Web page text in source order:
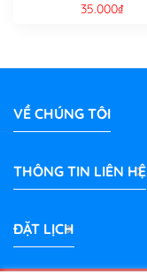
35.000₫
VỀ CHÚNG TÔI
THÔNG TIN LIÊN HỆ
ĐẶT LỊCH